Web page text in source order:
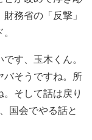
務省の「反撃」
す、玉木くん。
バそうですね。所
そして話は戻り
国会でやる話と